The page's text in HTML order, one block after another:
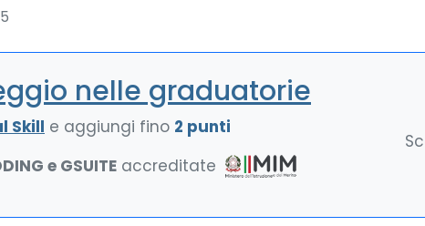
nelle graduatorie
Skill e aggiungi fino 2 punti
e GSUITE accreditate